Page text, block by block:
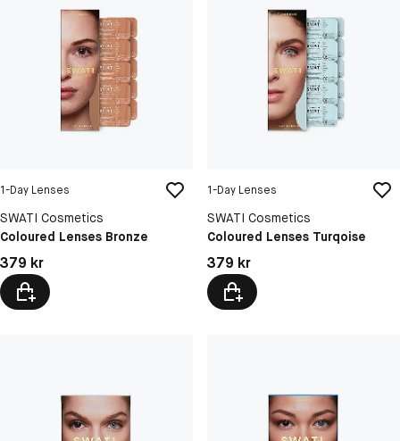
1-Day Lenses
SWATI Cosmetics
Coloured Lenses Bronze
Pris: 379 kr
379 kr
1-Day Lenses
SWATI Cosmetics
Coloured Lenses Turqoise
Pris: 379 kr
379 kr